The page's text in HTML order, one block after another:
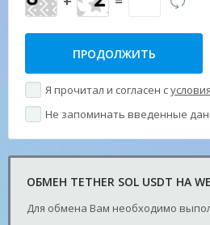
Я прочитал и согласен с
Не запоминать введенные
ОБМЕН TETHER SOL USDT НА
Для обмена Вам необходимо